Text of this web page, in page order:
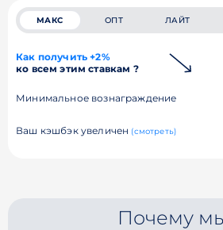
МАКС ОПТ ЛАЙТ
Как получить +2%
ко всем этим ставкам ?
Минимальное вознаграждение
Ваш кэшбэк увеличен (смотреть)
Почему